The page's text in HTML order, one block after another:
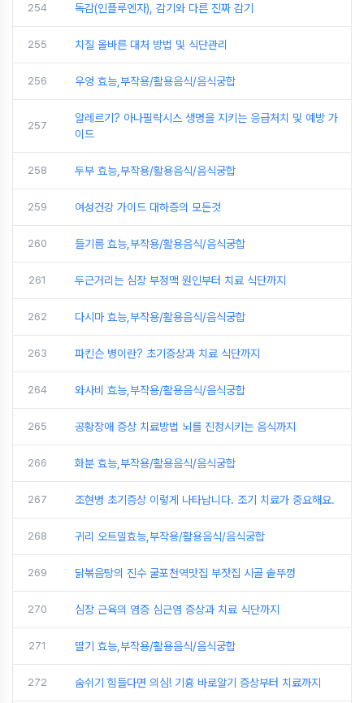
254 독감(인플루엔자), 감기와 다른 진짜 감기
255 치질 올바른 대처 방법 및 식단관리
256 우엉 효능,부작용/활용음식/음식궁합
257
알레르기? 아나필락시스 생명을 지키는 응급처치 및 예방 가
이드
258 두부 효능,부작용/활용음식/음식궁합
259 여성건강 가이드 대하증의 모든것
260 들기름 효능,부작용/활용음식/음식궁합
261 두근거리는 심장 부정맥 원인부터 치료 식단까지
262 다시마 효능,부작용/활용음식/음식궁합
263 파킨슨 병이란? 초기증상과 치료 식단까지
264 와사비 효능,부작용/활용음식/음식궁합
265 공황장애 증상 치료방법 뇌를 진정시키는 음식까지
266 화분 효능,부작용/활용음식/음식궁합
267 조현병 초기증상 이렇게 나타납니다. 조기 치료가 중요해요.
268 귀리 오트밀효능,부작용/활용음식/음식궁합
269 닭볶음탕의 진수 굴포천역맛집 부잣집 시골 솥뚜껑
270 심장 근육의 염증 심근염 증상과 치료 식단까지
271 딸기 효능,부작용/활용음식/음식궁합
272 숨쉬기 힘들다면 의심! 기흉 바로알기 증상부터 치료까지